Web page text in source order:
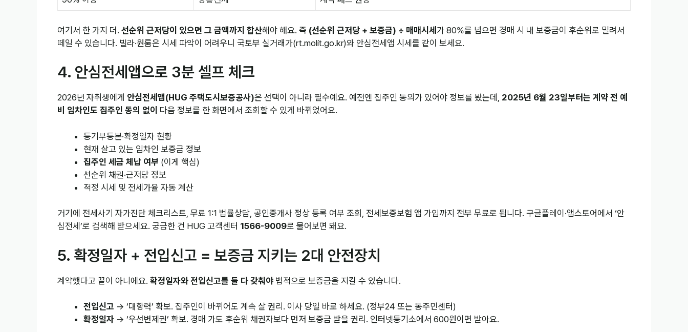
여기서 한 가지 더. 선순위 근저당이 있으면 그 금액까지 합산해야 해요. 즉 (선순위 근저당 + 보증금) ÷ 매매시세 가 80%를 넘으면 경매 시 내 보증금이 후순위로 밀려서
떼일 수 있습니다. 빌라·원룸은 시세 파악이 어려우니 국토부 실거래가(rt.molit.go.kr)와 안심전세앱 시세를 같이 보세요.
4. 안심전세앱으로 3분 셀프 체크
2026년 자취생에게 안심전세앱(HUG 주택도시보증공사)은 선택이 아니라 필수예요. 예전엔 집주인 동의가 있어야 정보를 봤는데, 2025년 6월 23일부터는 계약 전 예
비 임차인도 집주인 동의 없이 다음 정보를 한 화면에서 조회할 수 있게 바뀌었어요.
등기부등본·확정일자 현황
현재 살고 있는 임차인 보증금 정보
집주인 세금 체납 여부 (이게 핵심)
선순위 채권·근저당 정보
적정 시세 및 전세가율 자동 계산
거기에 전세사기 자가진단 체크리스트, 무료 1:1 법률상담, 공인중개사 정상 등록 여부 조회, 전세보증보험 앱 가입까지 전부 무료로 됩니다. 구글플레이·앱스토어에서 ‘안
심전세’로 검색해 받으세요. 궁금한 건 HUG 고객센터 1566-9009로 물어보면 돼요.
5. 확정일자 + 전입신고 = 보증금 지키는 2대 안전장치
계약했다고 끝이 아니에요. 확정일자와 전입신고를 둘 다 갖춰야 법적으로 보증금을 지킬 수 있습니다.
전입신고 → ‘대항력’ 확보. 집주인이 바뀌어도 계속 살 권리. 이사 당일 바로 하세요. (정부24 또는 동주민센터)
확정일자 → ‘우선변제권’ 확보. 경매 가도 후순위 채권자보다 먼저 보증금 받을 권리. 인터넷등기소에서 600원이면 받아요.